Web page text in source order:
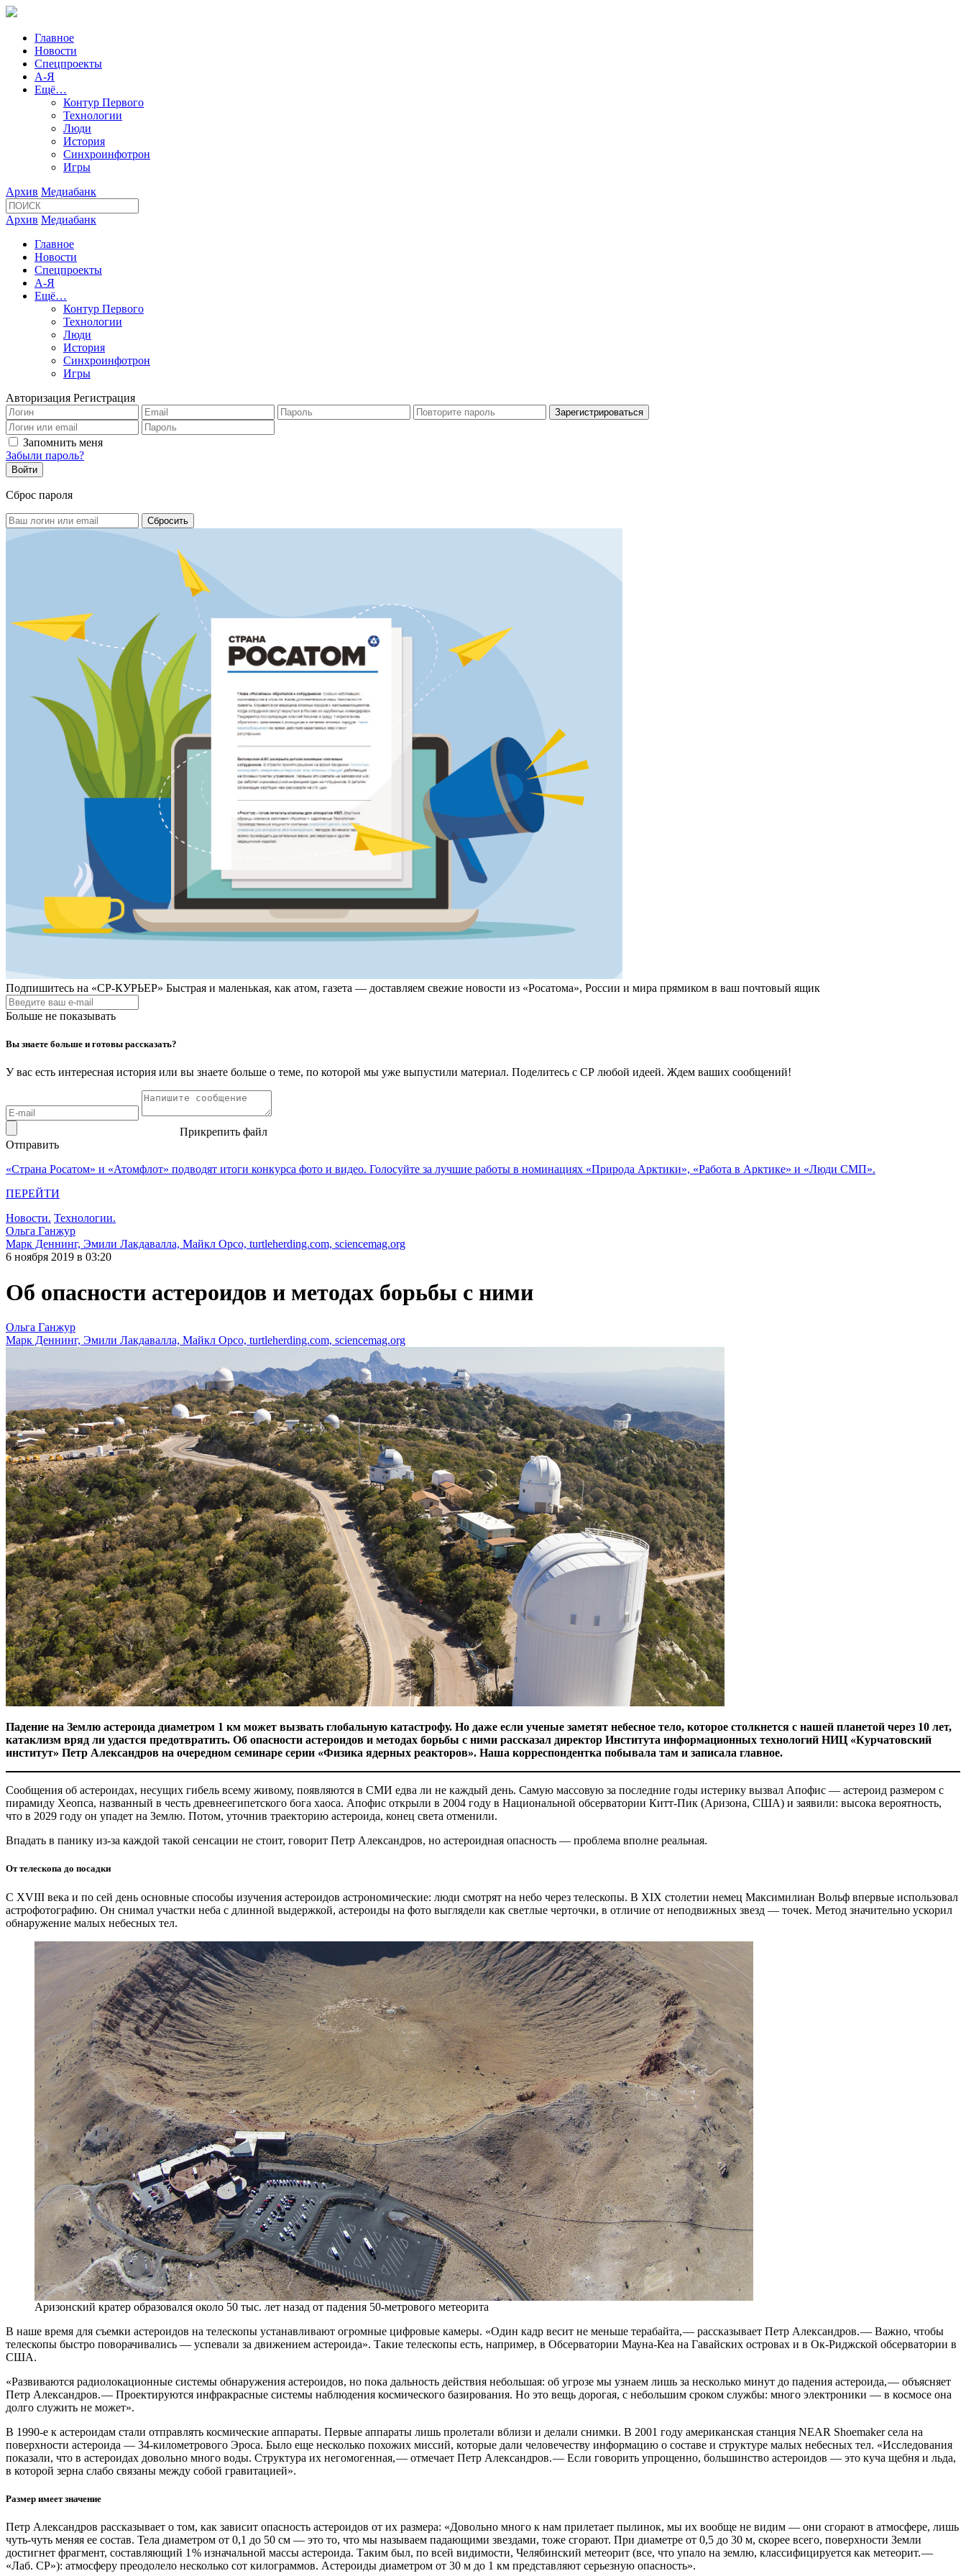
Главное
Новости
Спецпроекты
А-Я
Ещё…
Контур Первого
Технологии
Люди
История
Синхроинфотрон
Игры
Архив Медиабанк
Архив Медиабанк
Главное
Новости
Спецпроекты
А-Я
Ещё…
Контур Первого
Технологии
Люди
История
Синхроинфотрон
Игры
Авторизация Регистрация
Запомнить меня
Забыли пароль?
Сброс пароля
Подпишитесь на «СР-КУРЬЕР» Быстрая и маленькая, как атом, газета — доставляем свежие новости из «Росатома», России и мира прямиком в ваш почтовый ящик
Больше не показывать
Вы знаете больше и готовы рассказать?
У вас есть интересная история или вы знаете больше о теме, по которой мы уже выпустили материал. Поделитесь с СР любой идеей. Ждем ваших сообщений!
Прикрепить файл
Отправить
«Страна Росатом» и «Атомфлот» подводят итоги конкурса фото и видео. Голосуйте за лучшие работы в номинациях «Природа Арктики», «Работа в Арктике» и «Люди СМП».
ПЕРЕЙТИ
Новости. Технологии.
Ольга Ганжур
Марк Деннинг, Эмили Лакдавалла, Майкл Орсо, turtleherding.com, sciencemag.org
6 ноября 2019 в 03:20
Об опасности астероидов и методах борьбы с ними
Ольга Ганжур
Марк Деннинг, Эмили Лакдавалла, Майкл Орсо, turtleherding.com, sciencemag.org
Падение на Землю астероида диаметром 1 км может вызвать глобальную катастрофу. Но даже если ученые заметят небесное тело, которое столкнется с нашей планетой через 10 лет,
катаклизм вряд ли удастся предотвратить. Об опасности астероидов и методах борьбы с ними рассказал директор Института информационных технологий НИЦ «Курчатовский
институт» Петр Александров на очередном семинаре серии «Физика ядерных реакторов». Наша корреспондентка побывала там и записала главное.
Сообщения об астероидах, несущих гибель всему живому, появляются в СМИ едва ли не каждый день. Самую массовую за последние годы истерику вызвал Апофис — астероид размером с
пирамиду Хеопса, названный в честь древнеегипетского бога хаоса. Апофис открыли в 2004 году в Национальной обсерватории Китт-Пик (Аризона, США) и заявили: высока вероятность,
что в 2029 году он упадет на Землю. Потом, уточнив траекторию астероида, конец света отменили.
Впадать в панику из-за каждой такой сенсации не стоит, говорит Петр Александров, но астероидная опасность — проблема вполне реальная.
От телескопа до посадки
С XVIII века и по сей день основные способы изучения астероидов астрономические: люди смотрят на небо через телескопы. В XIX столетии немец Максимилиан Вольф впервые использовал
астрофотографию. Он снимал участки неба с длинной выдержкой, астероиды на фото выглядели как светлые черточки, в отличие от неподвижных звезд — точек. Метод значительно ускорил
обнаружение малых небесных тел.
Аризонский кратер образовался около 50 тыс. лет назад от падения 50-метрового метеорита
В наше время для съемки астероидов на телескопы устанавливают огромные цифровые камеры. «Один кадр весит не меньше терабайта, — рассказывает Петр Александров. — Важно, чтобы
телескопы быстро поворачивались — успевали за движением астероида». Такие телескопы есть, например, в Обсерватории Мауна-Кеа на Гавайских островах и в Ок-Риджской обсерватории в
США.
«Развиваются радиолокационные системы обнаружения астероидов, но пока дальность действия небольшая: об угрозе мы узнаем лишь за несколько минут до падения астероида, — объясняет
Петр Александров. — Проектируются инфракрасные системы наблюдения космического базирования. Но это вещь дорогая, с небольшим сроком службы: много электроники — в космосе она
долго служить не может».
В 1990-е к астероидам стали отправлять космические аппараты. Первые аппараты лишь пролетали вблизи и делали снимки. В 2001 году американская станция NEAR Shoemaker села на
поверхности астероида — 34-километрового Эроса. Было еще несколько похожих миссий, которые дали человечеству информацию о составе и структуре малых небесных тел. «Исследования
показали, что в астероидах довольно много воды. Структура их негомогенная, — отмечает Петр Александров. — Если говорить упрощенно, большинство астероидов — это куча щебня и льда,
в которой зерна слабо связаны между собой гравитацией».
Размер имеет значение
Петр Александров рассказывает о том, как зависит опасность астероидов от их размера: «Довольно много к нам прилетает пылинок, мы их вообще не видим — они сгорают в атмосфере, лишь
чуть-чуть меняя ее состав. Тела диаметром от 0,1 до 50 см — это то, что мы называем падающими звездами, тоже сгорают. При диаметре от 0,5 до 30 м, скорее всего, поверхности Земли
достигнет фрагмент, составляющий 1 % изначальной массы астероида. Таким был, по всей видимости, Челябинский метеорит (все, что упало на землю, классифицируется как метеорит. —
«Лаб. СР»): атмосферу преодолело несколько сот килограммов. Астероиды диаметром от 30 м до 1 км представляют серьезную опасность».